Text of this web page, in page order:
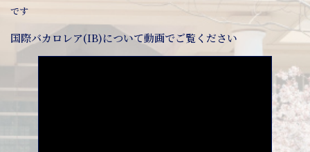
です
国際バカロレア(IB)について動画でご覧ください